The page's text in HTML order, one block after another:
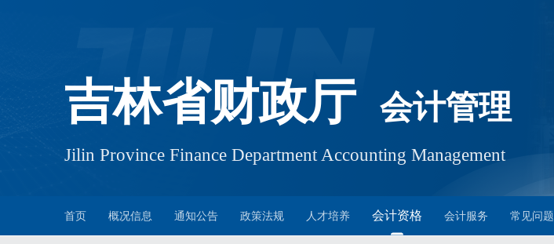
吉林省财政厅 会计管理
Jilin Province Finance Department Accounting Management
首页 概况信息 通知公告 政策法规 人才培养 会计资格 会计服务 常见问题